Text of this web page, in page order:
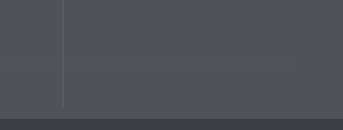
und die keine personenbezogenen Daten